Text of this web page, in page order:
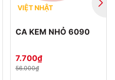
VIỆT NHẬT
CA KEM NHỎ 6090
7.700₫
56.000₫